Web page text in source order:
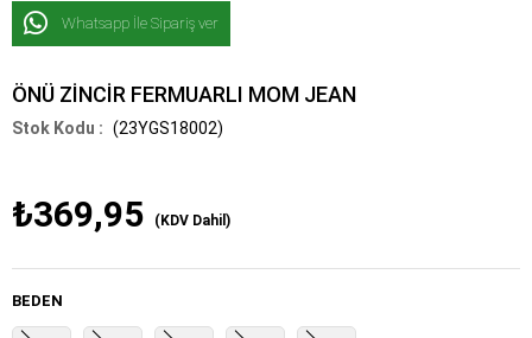
Whatsapp İle Sipariş ver
ÖNÜ ZİNCİR FERMUARLI MOM JEAN
(23YGS18002)
₺369,95 (KDV Dahil)
BEDEN